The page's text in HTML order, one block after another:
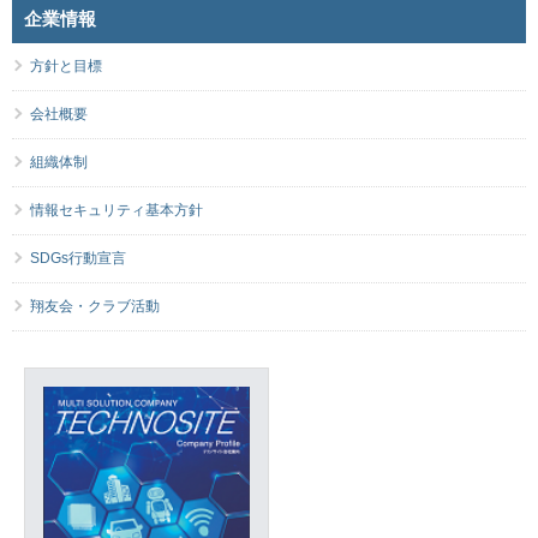
企業情報
方針と目標
会社概要
組織体制
情報セキュリティ基本方針
SDGs行動宣言
翔友会・クラブ活動